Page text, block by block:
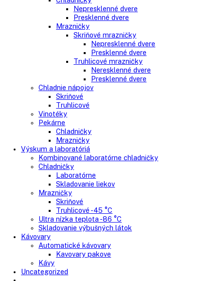
Chladnička na víno
Humidory
Gastro prevádzky
Kombinované chladničky
Chladničky
Nepresklenné dvere
Presklenné dvere
Mrazničky
Skriňové mrazničky
Chladnie nápojov
Skriňové
Truhlicové
Vinotéky
Pekárne
Chladničky
Mrazničky
Výskum a laboratóriá
Kombinované laboratórne chladničky
Chladničky
Laboratórne
Skladovanie liekov
Mrazničky
Skriňové